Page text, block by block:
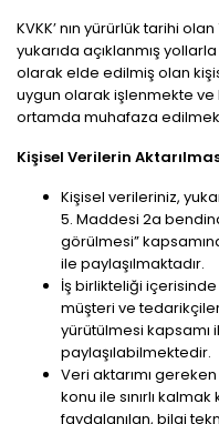
KVKK’ nın yürürlük tarihi
yukarıda açıklanmış
olarak elde edilmiş olan
uygun olarak işlenmekte
ortamda muhafaza
Kişisel Verilerin
Kişisel verileriniz,
5. Maddesi 2a
görülmesi”
ile paylaşılmaktadır.
İş birlikteliği
müşteri ve
yürütülmesi kapsamı
paylaşılabilmektedir.
Veri aktarımı
konu ile sınırlı
faydalanılan, bilgi